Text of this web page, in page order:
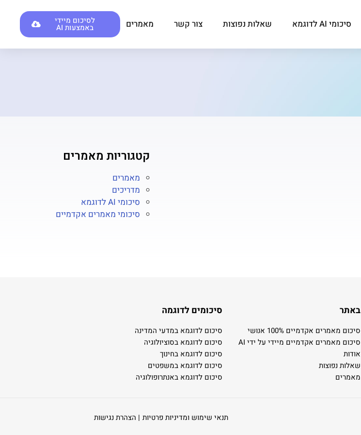
סיכומי AI לדוגמא שאלות נפוצות צור קשר מאמרים לסיכום מיידי
באמצעות AI
קטגוריות מאמרים
מאמרים
מדריכים
סיכומי AI לדוגמא
סיכומי מאמרים אקדמיים
באתר
סיכום מאמרים אקדמיים 100% אנושי
סיכום מאמרים אקדמיים מיידי על ידי AI
אודות
שאלות נפוצות
מאמרים
סיכומים לדוגמה
סיכום לדוגמא במדעי המדינה
סיכום לדוגמא בסוציולוגיה
סיכום לדוגמא בחינוך
סיכום לדוגמא במשפטים
סיכום לדוגמא באנתרופולוגיה
תנאי שימוש ומדיניות פרטיות | הצהרת נגישות